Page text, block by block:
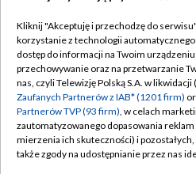
TVP
Abonament TVP
Emisja w TVP
Centrum informacji TVP
Naziemna Telewizja Cyfrowa
Polityka
Moje
Kliknij "Akceptuję i przechodzę do
korzystanie z technologii
dostęp do informacji na Twoim
przechowywanie oraz na przetwarzanie
nas, czyli Telewizję Polską S.A. w likwidacji
Zaufanych Partnerów z IAB* (1201 firm)
Partnerów TVP (93 firm), w celach
zautomatyzowanego dopasowania
mierzenia ich skuteczności) i
także zgody na udostępnianie przez nas